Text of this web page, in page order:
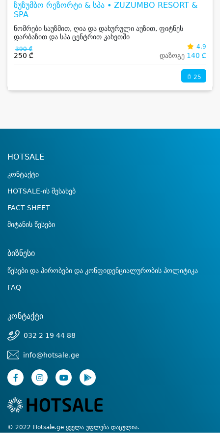
ზუზუმბო რეზორტი & სპა • ZUZUMBO RESORT &
SPA
ნომრები საუზმით, ღია და დახურული აუზით, ფიტნეს
დარბაზით და სპა ცენტრით კახეთში
390 ₾
250 ₾
4.9
დაზოგე 140 ₾
25
HOTSALE
კონტაქტი
HOTSALE-ის შესახებ
FACT SHEET
მიტანის წესები
ბიზნესი
წესები და პირობები და კონფიდენციალურობის პოლიტიკა
FAQ
კონტაქტი
032 2 19 44 88
info@hotsale.ge
© 2022 Hotsale.ge ყველა უფლება დაცულია.